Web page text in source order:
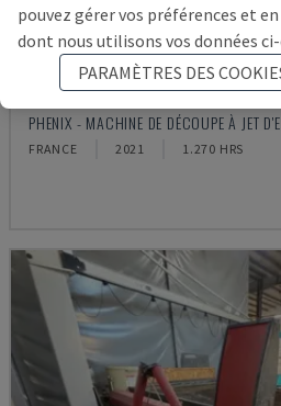
MD JET 1530
PHENIX - MACHINE DE DÉCOUPE À JET
FRANCE 2021 1.270 HRS
pouvez gérer vos préférences et
dont nous utilisons vos données ci-
PARAMÈTRES DES